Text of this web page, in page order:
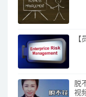
【
脱
视